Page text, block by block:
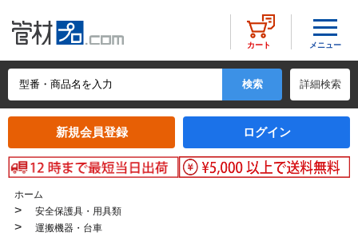
詳細検索
カート
新規会員登録 ログイン
メニュー
ホーム
> 安全保護具・用具類
> 運搬機器・台車